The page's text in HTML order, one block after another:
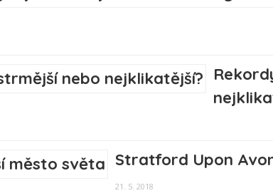
Stratford Upon
21. 5. 2018